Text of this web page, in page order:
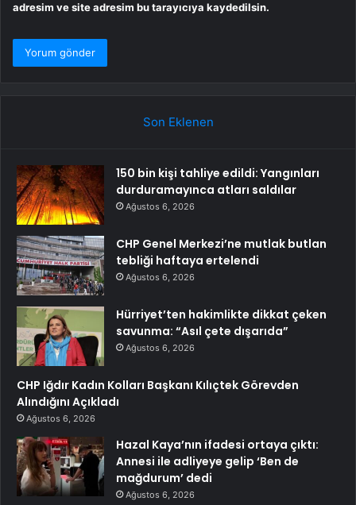
adresim ve site adresim bu tarayıcıya kaydedilsin.
Son Eklenen
150 bin kişi tahliye edildi: Yangınları
durduramayınca atları saldılar
Ağustos 6, 2026
CHP Genel Merkezi’ne mutlak butlan
tebliği haftaya ertelendi
Ağustos 6, 2026
Hürriyet’ten hakimlikte dikkat çeken
savunma: “Asıl çete dışarıda”
Ağustos 6, 2026
CHP Iğdır Kadın Kolları Başkanı Kılıçtek Görevden
Alındığını Açıkladı
Ağustos 6, 2026
Hazal Kaya’nın ifadesi ortaya çıktı:
Annesi ile adliyeye gelip ‘Ben de
mağdurum’ dedi
Ağustos 6, 2026